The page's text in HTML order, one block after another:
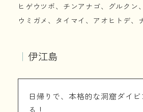
ヒゲウツボ、チンアナゴ、グルクン
ウミガメ、タイマイ、アオヒトデ、
｜ 伊江島
日帰りで、本格的な洞窟ダイ
る！